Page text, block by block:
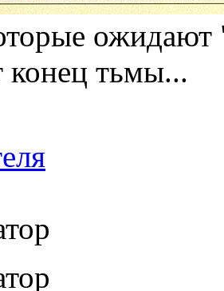
ожидают
конец тьмы...